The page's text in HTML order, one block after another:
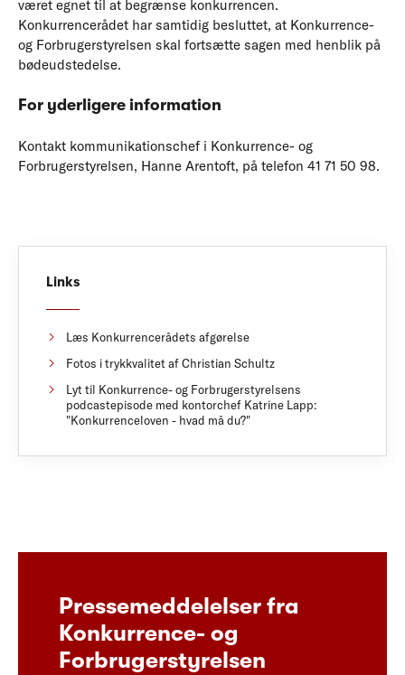
været egnet til at begrænse konkurrencen.
Konkurrencerådet har samtidig besluttet, at Konkurrence-
og Forbrugerstyrelsen skal fortsætte sagen med henblik på
bødeudstedelse.
For yderligere information
Kontakt kommunikationschef i Konkurrence- og
Forbrugerstyrelsen, Hanne Arentoft, på telefon 41 71 50 98.
Links
Læs Konkurrencerådets afgørelse
Fotos i trykkvalitet af Christian Schultz
Lyt til Konkurrence- og Forbrugerstyrelsens
podcastepisode med kontorchef Katrine Lapp:
"Konkurrenceloven - hvad må du?"
Pressemeddelelser fra
Konkurrence- og
Forbrugerstyrelsen